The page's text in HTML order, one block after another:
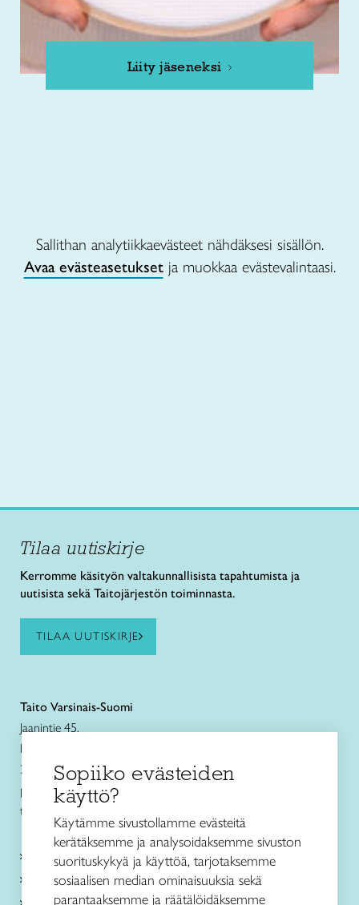
Liity jäseneksi
Sallithan analytiikkaevästeet nähdäksesi sisällön.
Avaa evästeasetuksetja muokkaa evästevalintaasi.
Tilaa uutiskirje
Kerromme käsityön valtakunnallisista tapahtumista ja
uutisista sekä Taitojärjestön toiminnasta.
TILAA UUTISKIRJE
Taito Varsinais-Suomi
Jaanintie 45,
Kuralan Kylämäen Verstas
20540 Turku
puh. 040 849 9642
turku@taitovarsinaissuomi.fi
Kurssit
Taitokeskukset
Sopiiko evästeiden
käyttö?
Käytämme sivustollamme evästeitä
kerätäksemme ja analysoidaksemme sivuston
suorituskykyä ja käyttöä, tarjotaksemme
sosiaalisen median ominaisuuksia sekä
parantaaksemme ja räätälöidäksemme